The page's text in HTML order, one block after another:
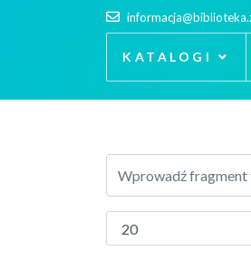
KATALOGI